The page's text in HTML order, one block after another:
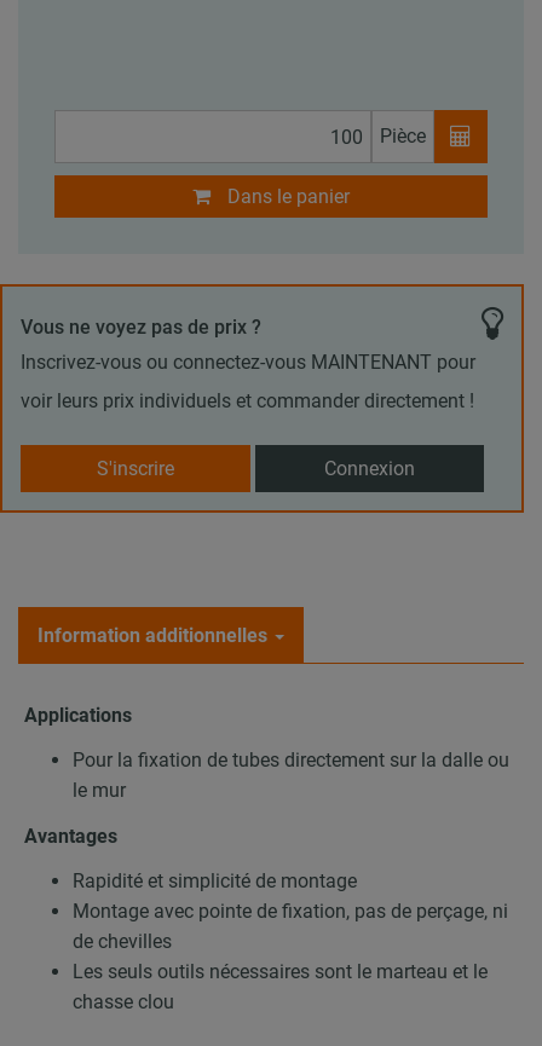
Pièce
Dans le panier
Vous ne voyez pas de prix ?
Inscrivez-vous ou connectez-vous MAINTENANT pour
voir leurs prix individuels et commander directement !
S'inscrire Connexion
Information additionnelles
Applications
Pour la fixation de tubes directement sur la dalle ou
le mur
Avantages
Rapidité et simplicité de montage
Montage avec pointe de fixation, pas de perçage, ni
de chevilles
Les seuls outils nécessaires sont le marteau et le
chasse clou